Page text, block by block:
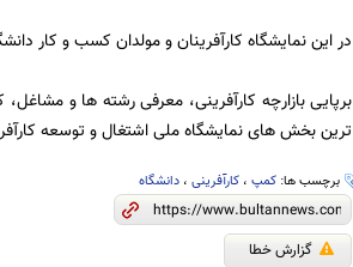
در این نمایشگاه کارآفرینان و مولدان کسب و کار
برپایی بازارچه کارآفرینی، معرفی رشته ها و
ترین بخش های نمایشگاه ملی اشتغال و توسعه
برچسب ها: کمپ، کارآفرینی، دانشگاه
گزارش خطا